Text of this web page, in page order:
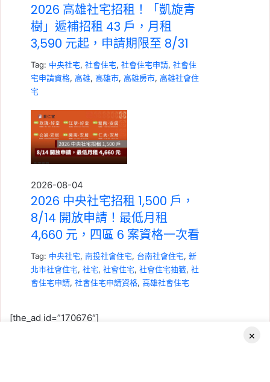
2026 高雄社宅招租！「凱旋青
樹」遞補招租 43 戶，月租
3,590 元起，申請期限至 8/31
Tag: 中央社宅, 社會住宅, 社會住宅申請, 社會住
宅申請資格, 高雄, 高雄市, 高雄房市, 高雄社會住
宅
2026-08-04
2026 中央社宅招租 1,500 戶，
8/14 開放申請！最低月租
4,660 元，四區 6 案資格一次看
Tag: 中央社宅, 南投社會住宅, 台南社會住宅, 新
北市社會住宅, 社宅, 社會住宅, 社會住宅抽籤, 社
會住宅申請, 社會住宅申請資格, 高雄社會住宅
[the_ad id=”170676″]
×